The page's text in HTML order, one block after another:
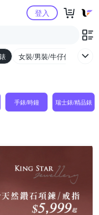
購物中心登入
女裝/男裝/牛仔休閒
手錶/時鐘 瑞士錶/精品錶